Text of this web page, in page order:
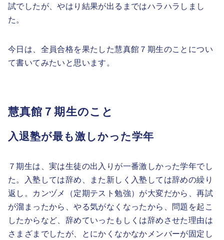
試でしたが、やはり結果が出るまではハラハラしまし
た。
今日は、全員合格を果たした慧真館７期生のことについ
て書いてみたいと思います。
慧真館７期生のこと
入退塾が最も激しかった学年
７期生は、実は生徒の出入りが一番激しかった学年でし
た。入塾しては辞め、また新しく入塾しては辞めの繰り
返し。カンヅメ（定期テスト勉強）が大変だから、再試
が溜まったから、やる気がなくなったから、問題を起こ
したからなど、辞めていったもしくは辞めさせた理由は
さまざまでしたが、とにかくなかなかメンバーが固定し